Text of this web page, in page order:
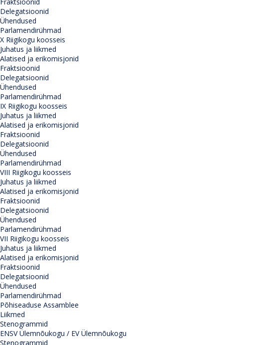
Delegatsioonid
Ühendused
Parlamendirühmad
X Riigikogu koosseis
Juhatus ja liikmed
Alatised ja erikomisjonid
Fraktsioonid
Delegatsioonid
Ühendused
Parlamendirühmad
IX Riigikogu koosseis
Juhatus ja liikmed
Alatised ja erikomisjonid
Fraktsioonid
Delegatsioonid
Ühendused
Parlamendirühmad
VIII Riigikogu koosseis
Juhatus ja liikmed
Alatised ja erikomisjonid
Fraktsioonid
Delegatsioonid
Ühendused
Parlamendirühmad
VII Riigikogu koosseis
Juhatus ja liikmed
Alatised ja erikomisjonid
Fraktsioonid
Delegatsioonid
Ühendused
Parlamendirühmad
Põhiseaduse Assamblee
Liikmed
Stenogrammid
ENSV Ülemnõukogu / EV Ülemnõukogu
Stenogrammid